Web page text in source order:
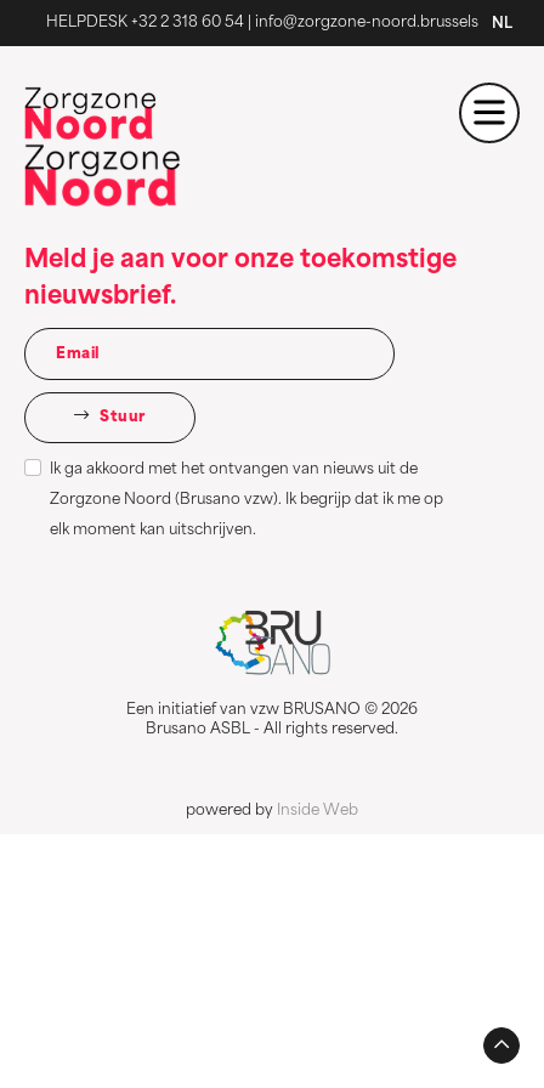
HELPDESK +32 2 318 60 54 info@zorgzone-noord.brussels NL
Meld je aan voor onze toekomstige
nieuwsbrief.
Stuur
Ik ga akkoord met het ontvangen van nieuws uit de
Zorgzone Noord (Brusano vzw). Ik begrijp dat ik me op
elk moment kan uitschrijven.
Een initiatief van vzw BRUSANO © 2026
Brusano ASBL - All rights reserved.
powered by Inside Web